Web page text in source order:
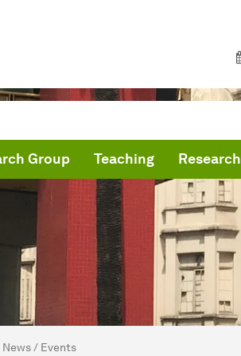
Group Teaching Research
here:
News / Events